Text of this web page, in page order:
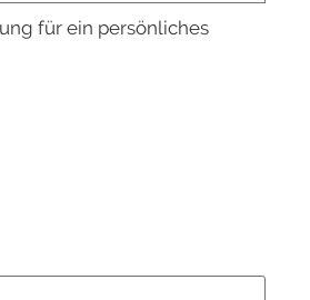
für ein persönliches